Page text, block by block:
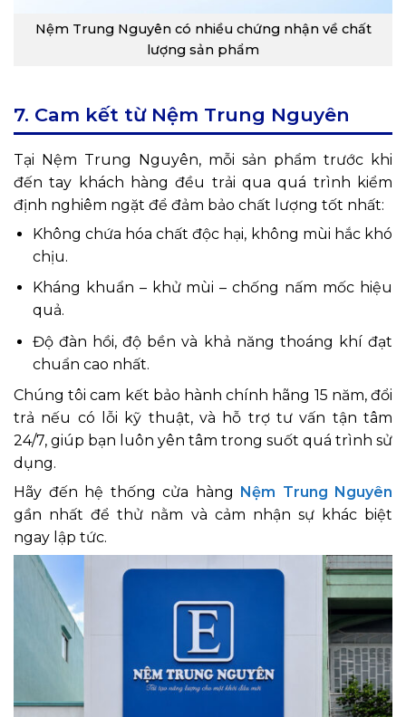
Nệm Trung Nguyên có nhiều chứng nhận về chất
lượng sản phẩm
7. Cam kết từ Nệm Trung Nguyên
Tại Nệm Trung Nguyên, mỗi sản phẩm trước khi
đến tay khách hàng đều trải qua quá trình kiểm
định nghiêm ngặt để đảm bảo chất lượng tốt nhất:
Không chứa hóa chất độc hại, không mùi hắc khó
chịu.
Kháng khuẩn – khử mùi – chống nấm mốc hiệu
quả.
Độ đàn hồi, độ bền và khả năng thoáng khí đạt
chuẩn cao nhất.
Chúng tôi cam kết bảo hành chính hãng 15 năm, đổi
trả nếu có lỗi kỹ thuật, và hỗ trợ tư vấn tận tâm
24/7, giúp bạn luôn yên tâm trong suốt quá trình sử
dụng.
Hãy đến hệ thống cửa hàng
Nệm Trung Nguyên
gần nhất để thử nằm và cảm nhận sự khác biệt
ngay lập tức.